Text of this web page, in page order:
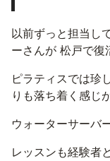
以前ずっと担当し
ーさんが 松戸で復
ピラティスでは珍
りも落ち着く感じ
ウォーターサーバ
レッスンも経験者